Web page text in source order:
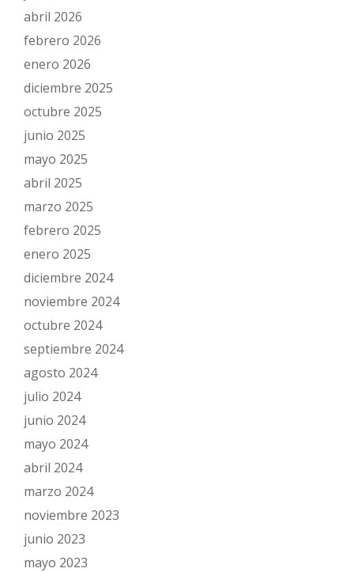
abril 2026
febrero 2026
enero 2026
diciembre 2025
octubre 2025
junio 2025
mayo 2025
abril 2025
marzo 2025
febrero 2025
enero 2025
diciembre 2024
noviembre 2024
octubre 2024
septiembre 2024
agosto 2024
julio 2024
junio 2024
mayo 2024
abril 2024
marzo 2024
noviembre 2023
junio 2023
mayo 2023